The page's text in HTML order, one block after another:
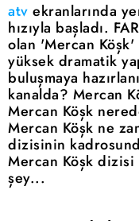
atv ekranlarında
hızıyla başladı.
olan 'Mercan
yüksek dramatik
buluşmaya
kanalda? Mercan
Mercan Köşk
Mercan Köşk ne
dizisinin
Mercan Köşk
şey...